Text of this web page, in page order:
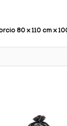
80 x 110 cm x